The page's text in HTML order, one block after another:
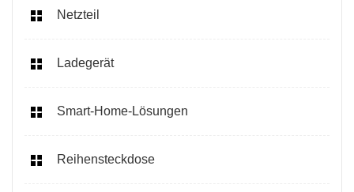
Netzteil
Ladegerät
Smart-Home-Lösungen
Reihensteckdose